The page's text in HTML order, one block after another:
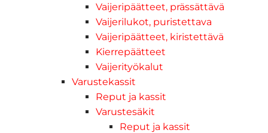
Vaijeripäätteet, prässättävä
Vaijerilukot, puristettava
Vaijeripäätteet, kiristettävä
Kierrepäätteet
Vaijerityökalut
Varustekassit
Reput ja kassit
Varustesäkit
Reput ja kassit